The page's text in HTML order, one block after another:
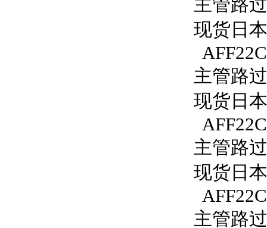
主管路
现货日
主管路
现货日
主管路
现货日
主管路